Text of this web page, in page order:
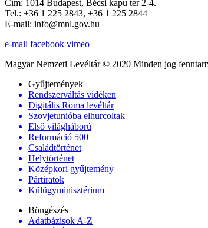
Cím: 1014 Budapest, Bécsi kapu tér 2-4.
Tel.: +36 1 225 2843, +36 1 225 2844
E-mail: info@mnl.gov.hu
e-mail facebook vimeo
Magyar Nemzeti Levéltár © 2020 Minden jog
Gyűjtemények
Rendszerváltás vidéken
Digitális Roma levéltár
Szovjetunióba elhurcoltak
Első világháború
Reformáció 500
Családtörténet
Helytörténet
Középkori gyűjtemény
Pártiratok
Külügyminisztérium
Böngészés
Adatbázisok A-Z